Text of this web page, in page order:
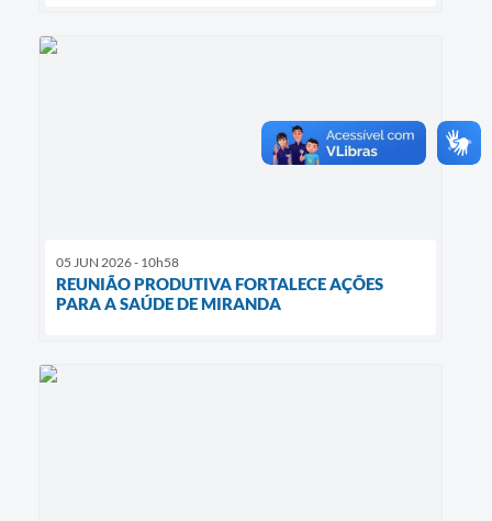
05 JUN 2026 - 10h58
REUNIÃO PRODUTIVA FORTALECE AÇÕES
PARA A SAÚDE DE MIRANDA